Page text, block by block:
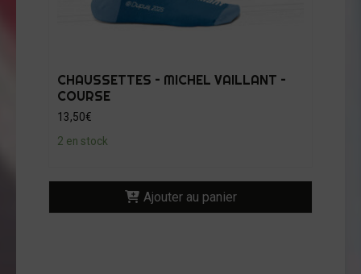
CHAUSSETTES – MICHEL VAILLANT –
COURSE
13,50€
2 en stock
Ajouter au panier